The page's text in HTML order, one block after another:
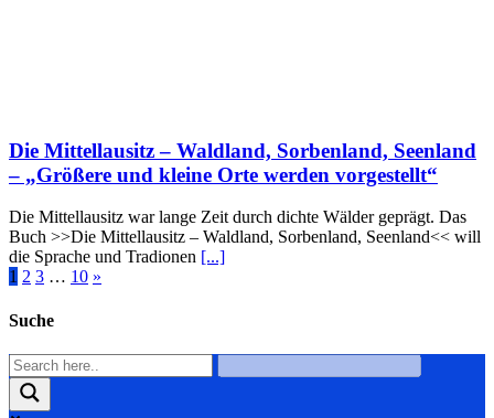
Die Mittellausitz – Waldland, Sorbenland, Seenland
– „Größere und kleine Orte werden vorgestellt“
Die Mittellausitz war lange Zeit durch dichte Wälder geprägt. Das
Buch >>Die Mittellausitz – Waldland, Sorbenland, Seenland<< will
die Sprache und Tradionen [...]
1 2 3 … 10 »
Suche